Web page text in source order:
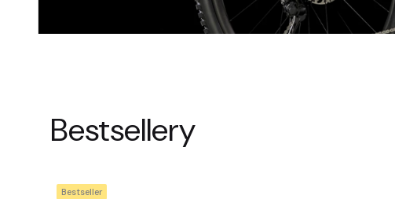
Bestsellery
Bestseller